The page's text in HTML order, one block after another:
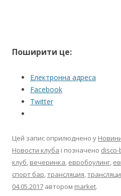
Поширити це:
Електронна адреса
Facebook
Twitter
Цей запис оприлюднено у
Новости клуба і позначено
клуб, вечеринка, евробоулинг,
спорт бар,трансляция,
04.05.2017 автором market.